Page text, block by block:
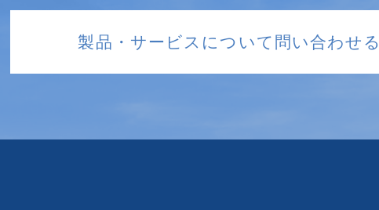
製品・サービスについて問い合わせる